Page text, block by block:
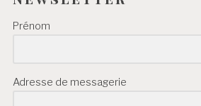
Prénom
Adresse de messagerie